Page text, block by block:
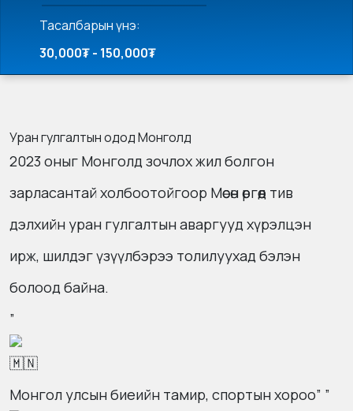
Тасалбарын үнэ:
30,000₮ - 150,000₮
Уран гулгалтын одод Монголд
2023 оныг Монголд зочлох жил болгон
зарласантай холбоотойгоор Мөсөн өргөөд тив
дэлхийн уран гулгалтын аваргууд хүрэлцэн
ирж, шилдэг үзүүлбэрээ толилуухад бэлэн
болоод байна.
”
Монгол улсын биеийн тамир, спортын хороо” ”